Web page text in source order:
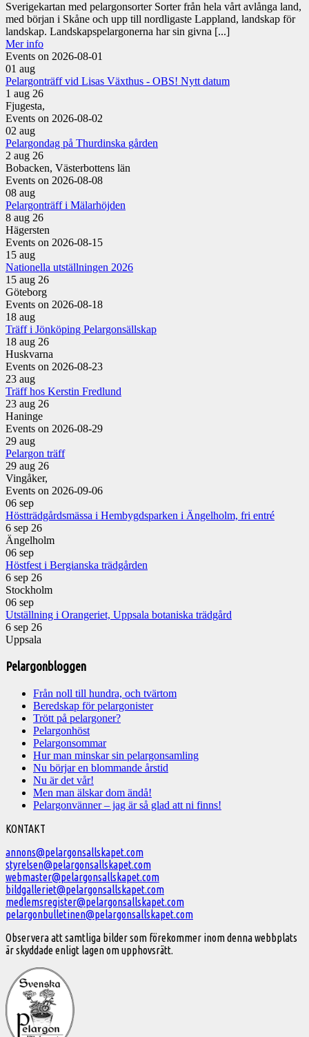
Sverigekartan med pelargonsorter Sorter från hela vårt avlånga land,
med början i Skåne och upp till nordligaste Lappland, landskap för
landskap. Landskapspelargonerna har sin givna [...]
Mer info
Events on 2026-08-01
01 aug
Pelargonträff vid Lisas Växthus - OBS! Nytt datum
1 aug 26
Fjugesta,
Events on 2026-08-02
02 aug
Pelargondag på Thurdinska gården
2 aug 26
Bobacken, Västerbottens län
Events on 2026-08-08
08 aug
Pelargonträff i Mälarhöjden
8 aug 26
Hägersten
Events on 2026-08-15
15 aug
Nationella utställningen 2026
15 aug 26
Göteborg
Events on 2026-08-18
18 aug
Träff i Jönköping Pelargonsällskap
18 aug 26
Huskvarna
Events on 2026-08-23
23 aug
Träff hos Kerstin Fredlund
23 aug 26
Haninge
Events on 2026-08-29
29 aug
Pelargon träff
29 aug 26
Vingåker,
Events on 2026-09-06
06 sep
Höstträdgårdsmässa i Hembygdsparken i Ängelholm, fri entré
6 sep 26
Ängelholm
06 sep
Höstfest i Bergianska trädgården
6 sep 26
Stockholm
06 sep
Utställning i Orangeriet, Uppsala botaniska trädgård
6 sep 26
Uppsala
Pelargonbloggen
Från noll till hundra, och tvärtom
Beredskap för pelargonister
Trött på pelargoner?
Pelargonhöst
Pelargonsommar
Hur man minskar sin pelargonsamling
Nu börjar en blommande årstid
Nu är det vår!
Men man älskar dom ändå!
Pelargonvänner – jag är så glad att ni finns!
Välkommen
till
Svenska
Pelargonsällskapet
KONTAKT
annons@pelargonsallskapet.com
styrelsen@pelargonsallskapet.com
webmaster@pelargonsallskapet.com
bildgalleriet@pelargonsallskapet.com
medlemsregister@pelargonsallskapet.com
pelargonbulletinen@pelargonsallskapet.com
Observera att samtliga bilder som förekommer inom denna webbplats
är skyddade enligt lagen om upphovsrätt.